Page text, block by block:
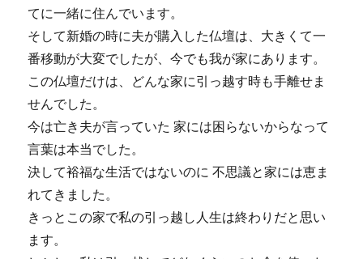
てに一緒に住んでいます。
そして新婚の時に夫が購入した仏壇は、大きくて一
番移動が大変でしたが、今でも我が家にあります。
この仏壇だけは、どんな家に引っ越す時も手離せま
せんでした。
今は亡き夫が言っていた 家には困らないからなって
言葉は本当でした。
決して裕福な生活ではないのに 不思議と家には恵ま
れてきました。
きっとこの家で私の引っ越し人生は終わりだと思い
ます。